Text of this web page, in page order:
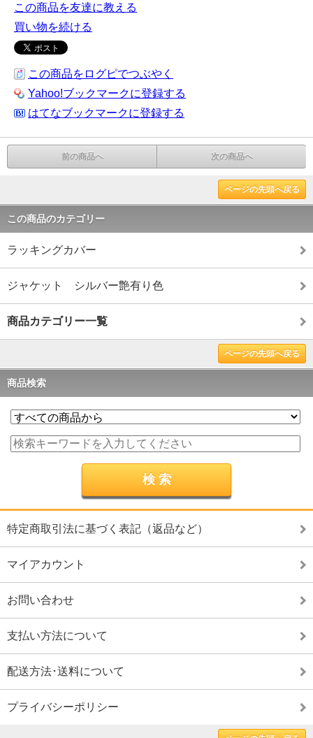
この商品を友達に教える
買い物を続ける
この商品をログピでつぶやく
Yahoo!ブックマークに登録する
はてなブックマークに登録する
前の商品へ 次の商品へ
ページの先頭へ戻る
この商品のカテゴリー
ラッキングカバー
ジャケット シルバー艶有り色
商品カテゴリー一覧
ページの先頭へ戻る
商品検索
特定商取引法に基づく表記（返品など）
マイアカウント
お問い合わせ
支払い方法について
配送方法･送料について
プライバシーポリシー